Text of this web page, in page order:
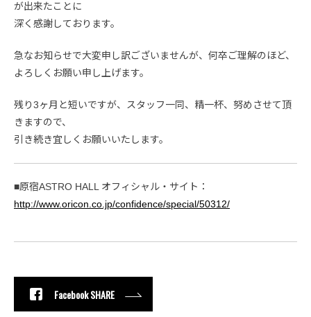
が出来たことに
深く感謝しております。
急なお知らせで大変申し訳ございませんが、何卒ご理解のほど、
よろしくお願い申し上げます。
残り3ヶ月と短いですが、スタッフ一同、精一杯、努めさせて頂
きますので、
引き続き宜しくお願いいたします。
■原宿ASTRO HALL オフィシャル・サイト：
http://www.oricon.co.jp/confidence/special/50312/
Facebook SHARE